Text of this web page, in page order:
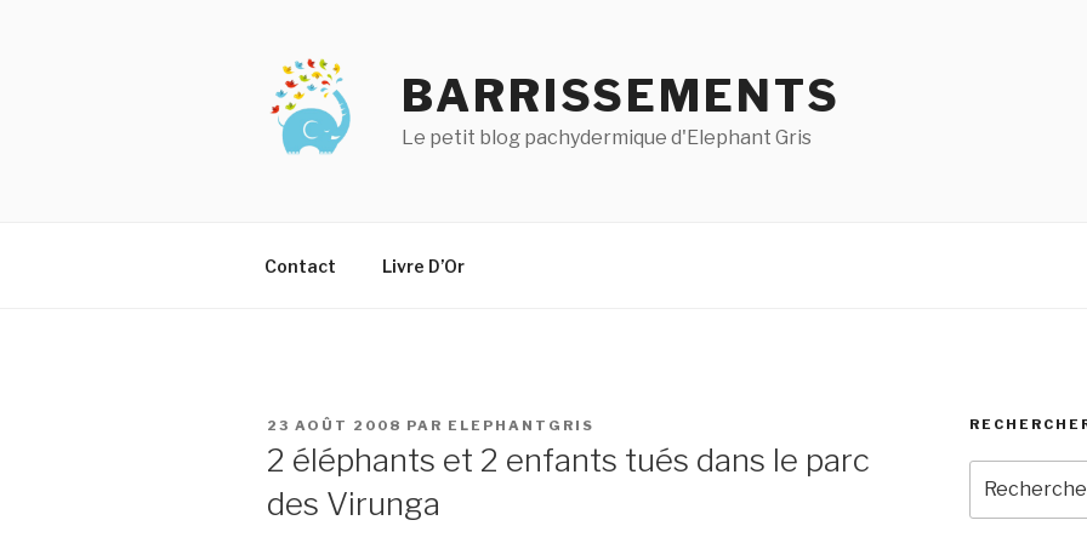
BARRISSEMENTS
Le petit blog pachydermique d'Elephant Gris
Contact Livre D’Or
PUBLIÉ
23 AOÛT 2008 PAR ELEPHANTGRIS
2 éléphants et 2 enfants tués dans le parc
des Virunga
pour
: